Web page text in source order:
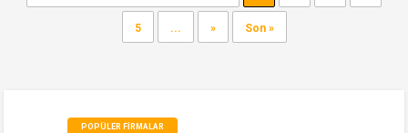
5 ... » Son »
POPÜLER FIRMALAR